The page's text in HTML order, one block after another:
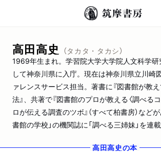
高田高史 （タカタ・タカシ）
1969年生まれ。学習院大学大学院人文科学研
して神奈川県に入庁。現在は神奈川県立川崎
ァレンスサービス担当。著書に『図書館が教
法』、共著で『図書館のプロが教える〈調べるコ
ロが伝える調査のツボ』（すべて柏書房）など
書館の学校」の機関誌に「調べる三姉妹」を連載
高田高史の本